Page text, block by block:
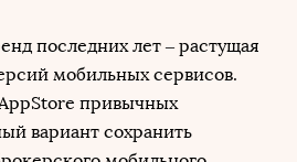
последних лет – растущая
мобильных сервисов.
привычных
вариант сохранить